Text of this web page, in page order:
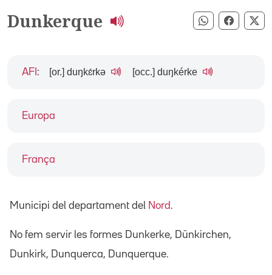
Dunkerque Compartir
Europa
França
AFI : [or.] duŋkɛ́rkə [occ.] duŋkérke
Municipi del departament del Nord.
No fem servir les formes Dunkerke, Dünkirchen,
Dunkirk, Dunquerca, Dunquerque.